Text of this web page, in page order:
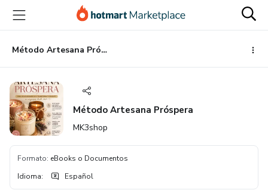
principal
página
de
página
Método Artesana Próspera
Método Artesana Próspera
MK3shop
Formato: eBooks o Documentos
Idioma: Español